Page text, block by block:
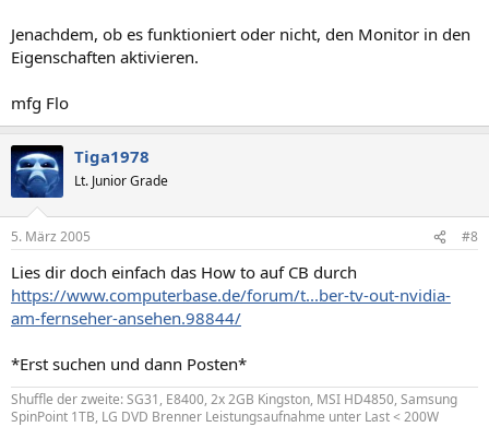
Jenachdem, ob es funktioniert oder nicht, den Monitor in den
Eigenschaften aktivieren.
mfg Flo
Tiga1978
Lt. Junior Grade
5. März 2005 #8
Lies dir doch einfach das How to auf CB durch
https://www.computerbase.de/forum/t...ber-tv-out-nvidia-
am-fernseher-ansehen.98844/
*Erst suchen und dann Posten*
Shuffle der zweite: SG31, E8400, 2x 2GB Kingston, MSI HD4850, Samsung
SpinPoint 1TB, LG DVD Brenner Leistungsaufnahme unter Last < 200W